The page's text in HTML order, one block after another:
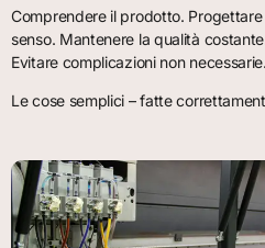
Comprendere il prodotto.
senso. Mantenere la qualità
Evitare complicazioni non necessarie.
Le cose semplici – fatte